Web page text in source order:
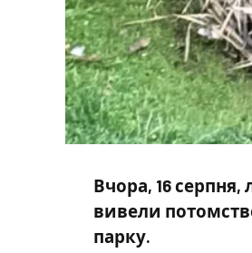
Вчора, 16
вивели
парку.